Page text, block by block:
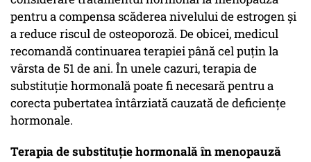
pentru a compensa scăderea nivelului de estrogen și
a reduce riscul de osteoporoză. De obicei, medicul
recomandă continuarea terapiei până cel puțin la
vârsta de 51 de ani. În unele cazuri, terapia de
substituție hormonală poate fi necesară pentru a
corecta pubertatea întârziată cauzată de deficiențe
hormonale.
Terapia de substituție hormonală în menopauză